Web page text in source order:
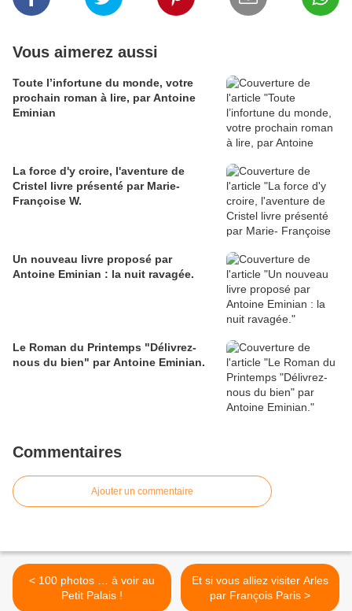
Vous aimerez aussi
Toute l’infortune du monde, votre
prochain roman à lire, par Antoine
Eminian
La force d'y croire, l'aventure de
Cristel livre présenté par Marie-
Françoise W.
Un nouveau livre proposé par
Antoine Eminian : la nuit ravagée.
Le Roman du Printemps "Délivrez-
nous du bien" par Antoine Eminian.
Commentaires
Ajouter un commentaire
< 100 photos … à voir au
Petit Palais !
Et si vous alliez visiter Arles
par François Paris >